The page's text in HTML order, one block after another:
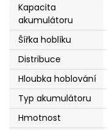
Kapacita
akumulátoru
Šířka hoblíku
Distribuce
Hloubka hoblování
Typ akumulátoru
Hmotnost